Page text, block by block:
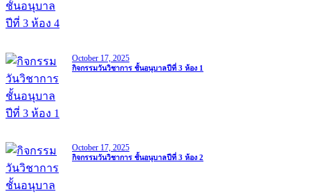
October 17, 2025
กิจกรรมวันวิชาการ ชั้นอนุบาลปีที่ 3 ห้อง 1
October 17, 2025
กิจกรรมวันวิชาการ ชั้นอนุบาลปีที่ 3 ห้อง 2